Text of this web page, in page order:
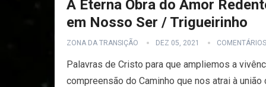
A Eterna Obra do Amor
em Nosso Ser / Trigueirinho
ZONA DA TRANSIÇÃO DEZ 05, 2021 COMENTÁRIOS
Palavras de Cristo para que ampliemos a
compreensão do Caminho que nos atrai à união